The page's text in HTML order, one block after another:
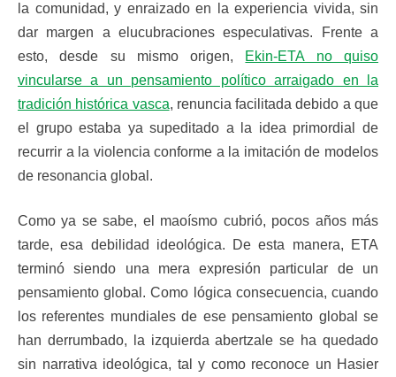
la comunidad, y enraizado en la experiencia vivida, sin
dar margen a elucubraciones especulativas. Frente a
esto, desde su mismo origen, Ekin-ETA no quiso
vincularse a un pensamiento político arraigado en la
tradición histórica vasca, renuncia facilitada debido a que
el grupo estaba ya supeditado a la idea primordial de
recurrir a la violencia conforme a la imitación de modelos
de resonancia global.
Como ya se sabe, el maoísmo cubrió, pocos años más
tarde, esa debilidad ideológica. De esta manera, ETA
terminó siendo una mera expresión particular de un
pensamiento global. Como lógica consecuencia, cuando
los referentes mundiales de ese pensamiento global se
han derrumbado, la izquierda abertzale se ha quedado
sin narrativa ideológica, tal y como reconoce un Hasier